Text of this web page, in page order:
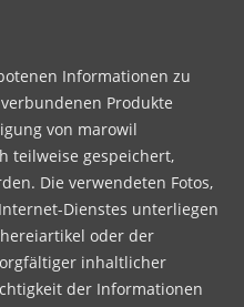
Informationen zu
Produkte
von marowil
teilweise gespeichert,
Die verwendeten Fotos,
Dienstes unterliegen
oder der
inhaltlicher
der Informationen